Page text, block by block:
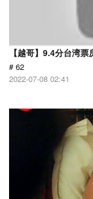
【越哥】9.4分台湾
# 62
2022-07-08 02:41